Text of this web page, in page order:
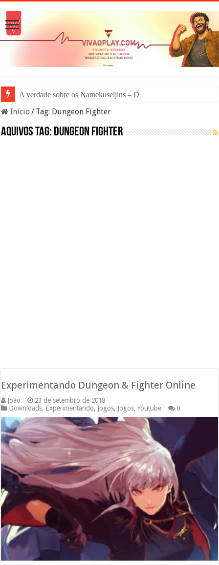
A verdade sobre os Namekuseijins – DRAGON BAL
Início / Tag: Dungeon Fighter
Aquivos tag: Dungeon Fighter
Experimentando Dungeon & Fighter Online
João
23 de setembro de 2018
Downloads, Experimentando, Jogos, Jogos,Youtube 0